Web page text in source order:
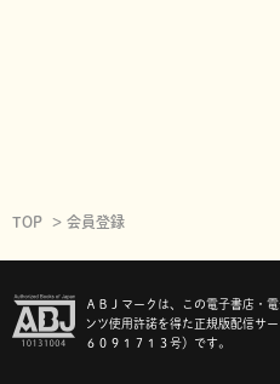
TOP 会員登録
ＡＢＪマークは、この電子書店・
ンツ使用許諾を得た正規版配信サ
６０９１７１３号）です。